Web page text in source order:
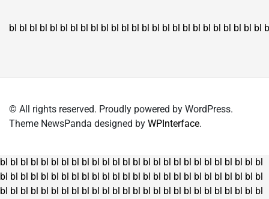
bl bl bl bl bl bl bl bl bl bl bl bl bl bl bl bl bl bl bl bl bl bl bl bl bl
© All rights reserved. Proudly powered by WordPress.
Theme NewsPanda designed by WPInterface.
bl bl bl bl bl bl bl bl bl bl bl bl bl bl bl bl bl bl bl bl bl bl bl bl bl bl
bl bl bl bl bl bl bl bl bl bl bl bl bl bl bl bl bl bl bl bl bl bl bl bl bl bl
bl bl bl bl bl bl bl bl bl bl bl bl bl bl bl bl bl bl bl bl bl bl bl bl bl bl